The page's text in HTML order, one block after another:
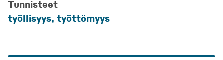
Tunnisteet
työllisyys, työttömyys